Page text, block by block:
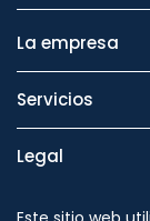
La empresa
Servicios
Legal
Seguridad